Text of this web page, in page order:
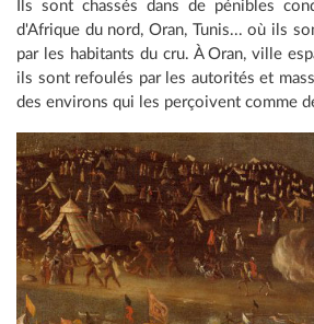
Ils sont chassés dans de pénibles
d'Afrique du nord, Oran, Tunis... où ils
par les habitants du cru. À Oran, ville
ils sont refoulés par les autorités et
des environs qui les perçoivent comme